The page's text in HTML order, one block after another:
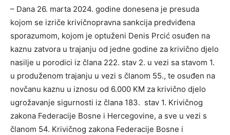
– Dana 26. marta 2024. godine donesena je presuda
kojom se izriče krivičnopravna sankcija predviđena
sporazumom, kojom je optuženi Denis Prcić osuđen na
kaznu zatvora u trajanju od jedne godine za krivično djelo
nasilje u porodici iz člana 222. stav 2. u vezi sa stavom 1.
u produženom trajanju u vezi s članom 55., te osuđen na
novčanu kaznu u iznosu od 6.000 KM za krivično djelo
ugrožavanje sigurnosti iz člana 183. stav 1. Krivičnog
zakona Federacije Bosne i Hercegovine, a sve u vezi s
članom 54. Krivičnog zakona Federacije Bosne i